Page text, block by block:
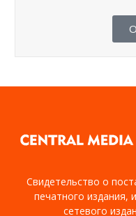
Свидетельство о
печатного издания,
сетевого